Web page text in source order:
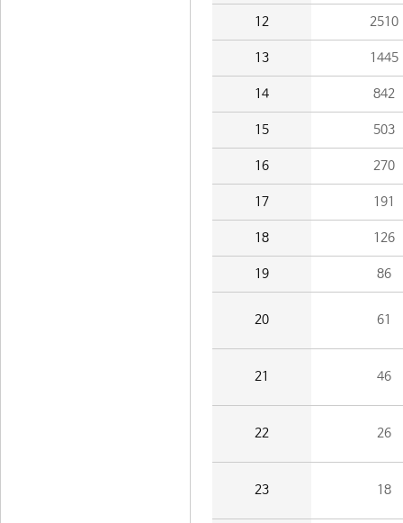
12 2510
13 1445
14 842
15 503
16 270
17 191
18 126
19 86
20 61
21 46
22 26
23 18